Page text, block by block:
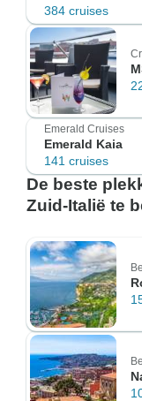
384 cruises
Emerald Cruises
Emerald Kaia
141 cruises
De beste
Zuid-Italië te